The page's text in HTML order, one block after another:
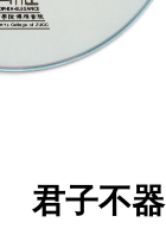
君子不器